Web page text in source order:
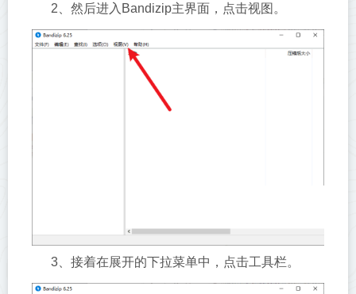
2、然后进入Bandizip主界面，点击视图。
3、接着在展开的下拉菜单中，点击工具栏。